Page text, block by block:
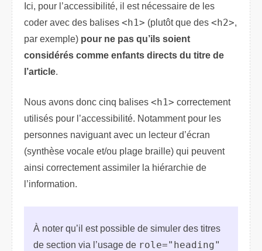
Ici, pour l’accessibilité, il est nécessaire de les
coder avec des balises <h1> (plutôt que des <h2>,
par exemple) pour ne pas qu’ils soient
considérés comme enfants directs du titre de
l’article.
Nous avons donc cinq balises <h1> correctement
utilisés pour l’accessibilité. Notamment pour les
personnes naviguant avec un lecteur d’écran
(synthèse vocale et/ou plage braille) qui peuvent
ainsi correctement assimiler la hiérarchie de
l’information.
À noter qu’il est possible de simuler des titres
de section via l’usage de role="heading"